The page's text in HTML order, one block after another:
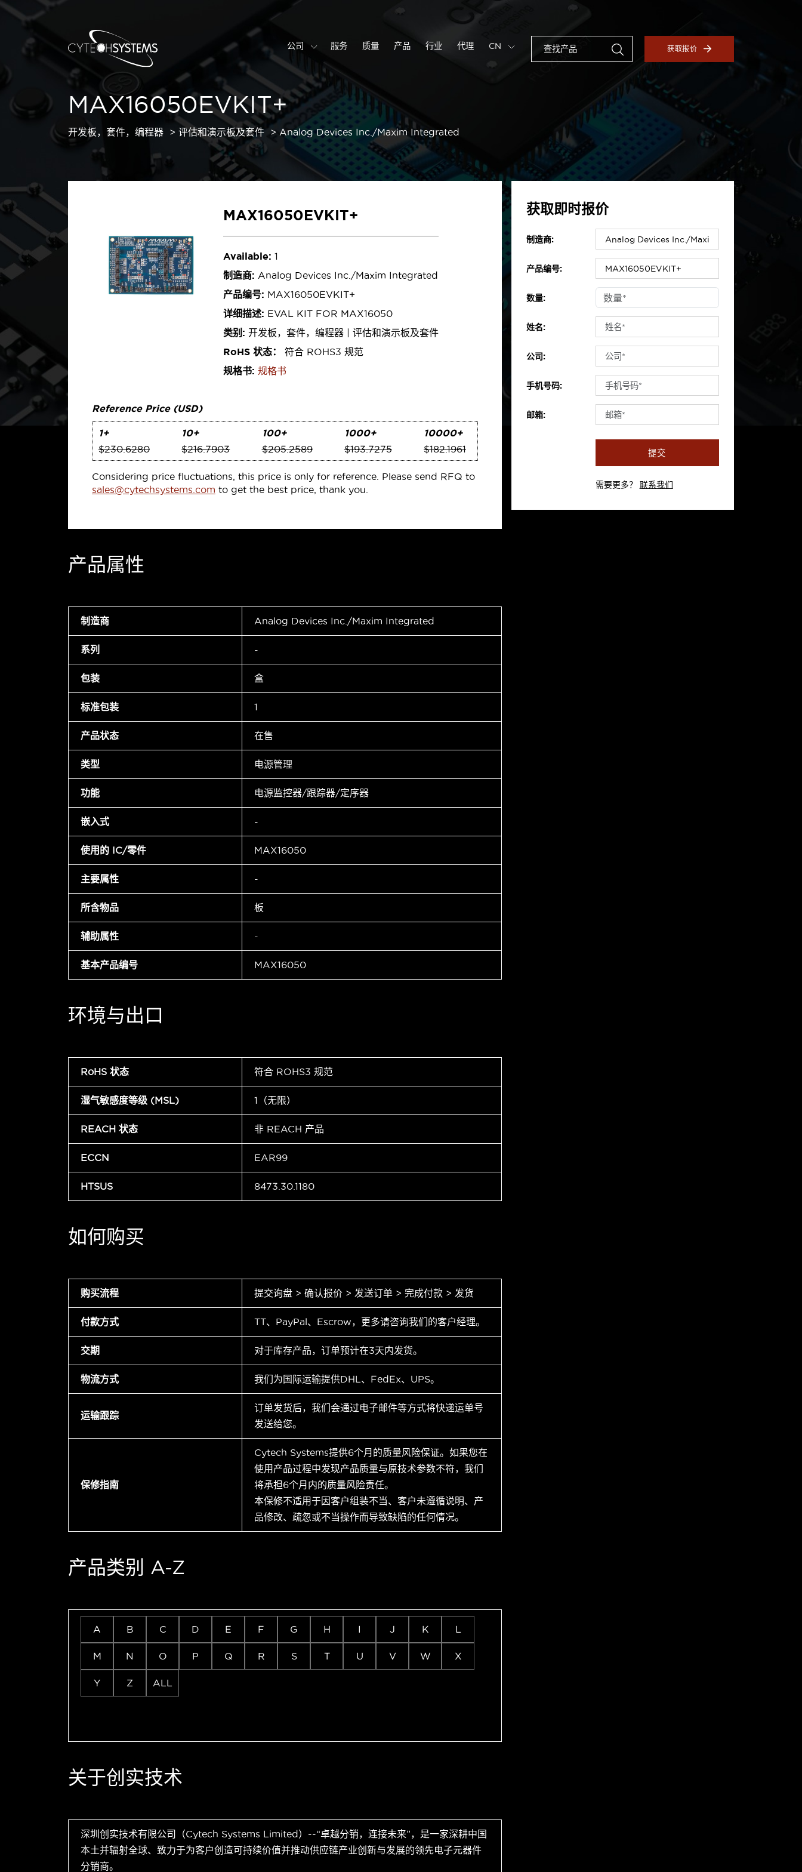
公司 服务 质量 产品 行业 代理 CN 获取报价
MAX16050EVKIT+
开发板，套件，编程器 评估和演示板及套件 Analog Devices Inc./Maxim Integrated
MAX16050EVKIT+
Available: 1
制造商: Analog Devices Inc./Maxim Integrated
产品编号: MAX16050EVKIT+
详细描述: EVAL KIT FOR MAX16050
类别: 开发板，套件，编程器 | 评估和演示板及套件
RoHS 状态：
符合 ROHS3 规范
规格书: 规格书
Reference Price (USD)
1+
$230.6280
10+
$216.7903
100+
$205.2589
1000+
$193.7275
10000+
$182.1961
Considering price fluctuations, this price is only for reference. Please send RFQ to
sales@cytechsystems.com to get the best price, thank you.
产品属性
制造商 Analog Devices Inc./Maxim Integrated
系列 -
包装 盒
标准包装 1
产品状态 在售
类型 电源管理
功能 电源监控器/跟踪器/定序器
嵌入式 -
使用的 IC/零件 MAX16050
主要属性 -
所含物品 板
辅助属性 -
基本产品编号 MAX16050
环境与出口
RoHS 状态 符合 ROHS3 规范
湿气敏感度等级 (MSL) 1（无限）
REACH 状态 非 REACH 产品
ECCN EAR99
HTSUS 8473.30.1180
如何购买
购买流程 提交询盘 > 确认报价 > 发送订单 > 完成付款 > 发货
付款方式 TT、PayPal、Escrow，更多请咨询我们的客户经理。
交期 对于库存产品，订单预计在3天内发货。
物流方式 我们为国际运输提供DHL、FedEx、UPS。
运输跟踪
订单发货后，我们会通过电子邮件等方式将快递运单号
发送给您。
保修指南
Cytech Systems提供6个月的质量风险保证。如果您在
使用产品过程中发现产品质量与原技术参数不符，我们
将承担6个月内的质量风险责任。
本保修不适用于因客户组装不当、客户未遵循说明、产
品修改、疏忽或不当操作而导致缺陷的任何情况。
产品类别 A-Z
A B C D E F G H I J K L
M N O P Q R S T U V W X
Y Z ALL
关于创实技术
深圳创实技术有限公司（Cytech Systems Limited）--“卓越分销，连接未来”，是一家深耕中国
本土并辐射全球、致力于为客户创造可持续价值并推动供应链产业创新与发展的领先电子元器件
分销商。
获取即时报价
制造商:
产品编号:
数量:
姓名:
公司:
手机号码:
邮箱:
提交
需要更多？ 联系我们